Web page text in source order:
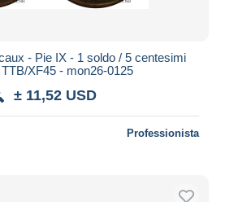
- Pie IX - 1 soldo / 5 centesimi
XF45 - mon26-0125
± 11,52 USD
Professionista